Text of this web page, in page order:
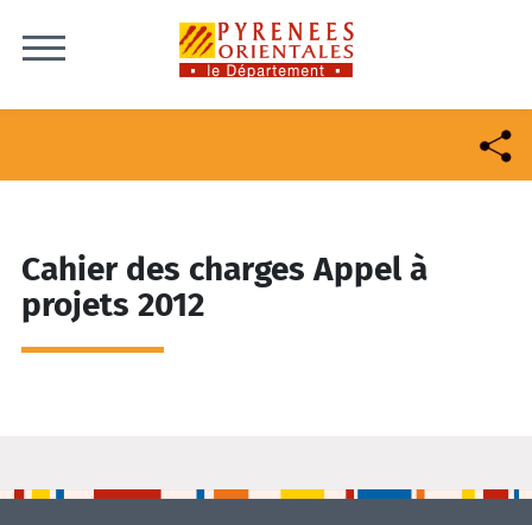
Cahier des charges Appel à
projets 2012